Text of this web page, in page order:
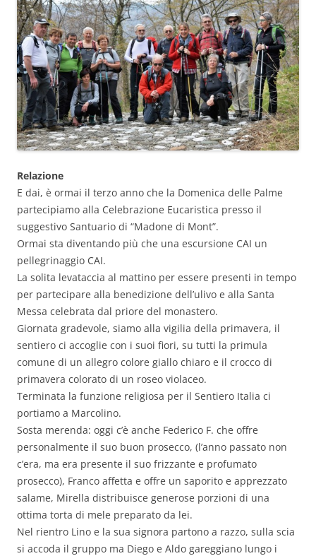
Relazione
E dai, è ormai il terzo anno che la Domenica delle Palme
partecipiamo alla Celebrazione Eucaristica presso il
suggestivo Santuario di “Madone di Mont”.
Ormai sta diventando più che una escursione CAI un
pellegrinaggio CAI.
La solita levataccia al mattino per essere presenti in tempo
per partecipare alla benedizione dell’ulivo e alla Santa
Messa celebrata dal priore del monastero.
Giornata gradevole, siamo alla vigilia della primavera, il
sentiero ci accoglie con i suoi fiori, su tutti la primula
comune di un allegro colore giallo chiaro e il crocco di
primavera colorato di un roseo violaceo.
Terminata la funzione religiosa per il Sentiero Italia ci
portiamo a Marcolino.
Sosta merenda: oggi c’è anche Federico F. che offre
personalmente il suo buon prosecco, (l’anno passato non
c’era, ma era presente il suo frizzante e profumato
prosecco), Franco affetta e offre un saporito e apprezzato
salame, Mirella distribuisce generose porzioni di una
ottima torta di mele preparato da lei.
Nel rientro Lino e la sua signora partono a razzo, sulla scia
si accoda il gruppo ma Diego e Aldo gareggiano lungo i